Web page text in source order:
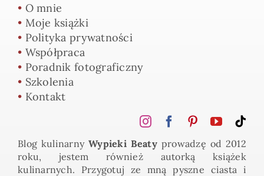
• O mnie
• Moje książki
• Polityka prywatności
• Współpraca
• Poradnik fotograficzny
• Szkolenia
• Kontakt
Blog kulinarny Wypieki Beaty prowadzę od 2012
roku, jestem również autorką książek
kulinarnych. Przygotuj ze mną pyszne ciasta i